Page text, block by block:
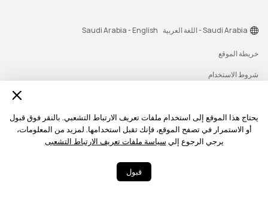
يحتاج هذا الموقع إلى استخدام ملفات تعريف الارتباط التشعبي. بالنقر فوق قبول
أو الاستمرار في تصفح الموقع، فإنك تقبل استخدامها. لمزيد من المعلومات،
يرجي الرجوع إلي سياسة ملفات تعريف الارتباط التشعبى
قبول
خريطة الموقع
شروط الاستخدام
الكوكيز
سياسة رسائل الإشعارات
Saudi Arabia - اللغة العربية Saudi Arabia - English